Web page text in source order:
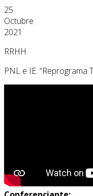
25
Octubre
2021
RRHH
PNL e IE. “Reprograma